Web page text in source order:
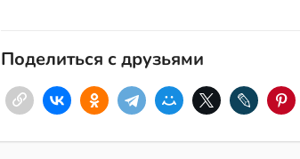
Поделиться с друзьями